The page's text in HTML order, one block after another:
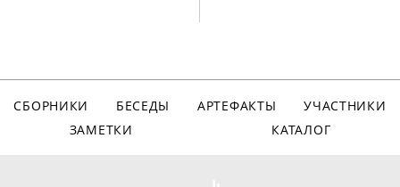
СБОРНИКИ БЕСЕДЫ АРТЕФАКТЫ
УЧАСТНИКИ
ЗАМЕТКИ
КАТАЛОГ